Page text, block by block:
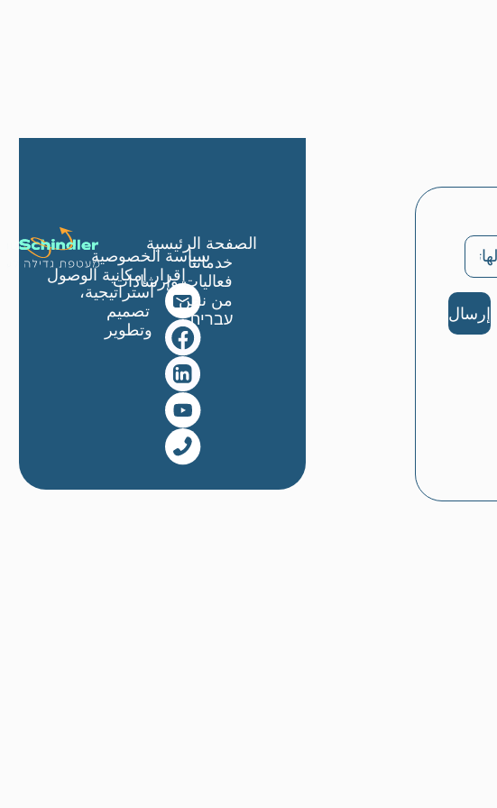
إرسال
الصفحة الرئيسية
خدماتنا
فعاليات وإرشادات
من نحن
עברית
سياسة الخصوصية
إقرار إمكانية الوصول
استراتيجية،
تصميم
وتطوير